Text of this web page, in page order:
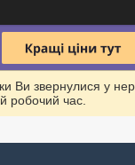
Ви звернулися у
робочий час.